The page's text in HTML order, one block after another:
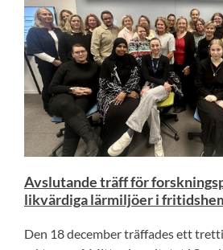
Avslutande träff för
likvärdiga lärmiljöer i
Den 18 december träffades ett